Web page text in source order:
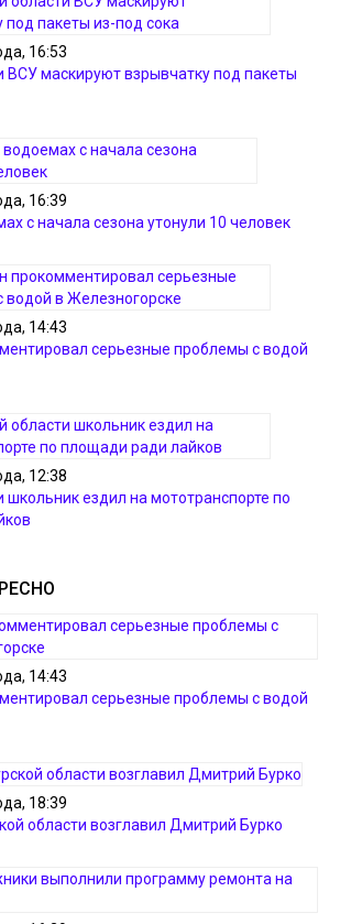
16:53
ВСУ маскируют взрывчатку под пакеты
16:39
с начала сезона утонули 10 человек
14:43
серьезные проблемы с водой
12:38
школьник ездил на мототранспорте по
14:43
серьезные проблемы с водой
18:39
области возглавил Дмитрий Бурко